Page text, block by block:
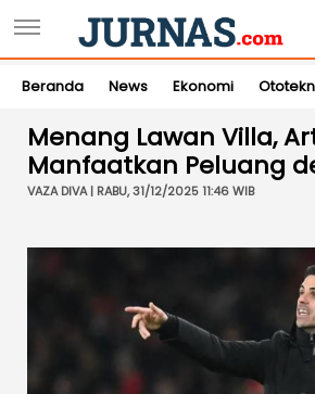
Beranda News Ekonomi
Menang Lawan Villa,
Manfaatkan Peluang
VAZA DIVA | RABU, 31/12/2025 11:46 WIB